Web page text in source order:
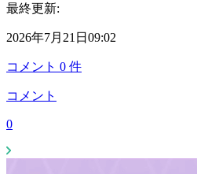
最終更新:
2026年7月21日09:02
コメント 0 件
コメント
0